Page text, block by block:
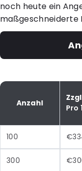
noch heute ein
maßgeschneiderte
Anzahl
Pro
100
300